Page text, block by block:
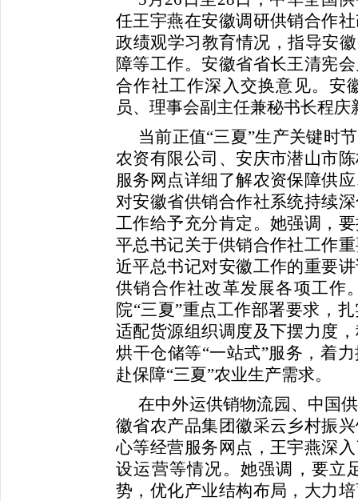
任王宇燕在安徽调研供销合作
政绩观学习教育情况，指导安
障等工作。安徽省省长王清宪
合作社工作深入交换意见。安
员、理事会副主任兼秘书长程庆
当前正值“三夏”生产关键时
农资有限公司、安庆市潜山市
服务网点详细了解农资保障供
对安徽省供销合作社系统持续
工作给予充分肯定。她强调，
平总书记关于供销合作社工作
近平总书记对安徽工作的重要
供销合作社改革发展各项工作
院“三夏”重点工作部署要求，
适配货源组织调度及下摆力度
烘干仓储等“一站式”服务，着
赴保障“三夏”农业生产需求。
在中外运供销物流园、中国
徽省农产品集团徽采云乡村振
心等经营服务网点，王宇燕深
设运营等情况。她强调，要立
势，优化产业结构布局，大力